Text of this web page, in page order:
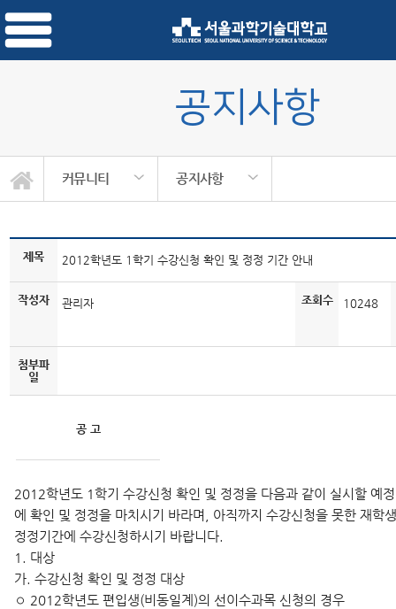
공지사항
커뮤니티 공지사항
제목 2012학년도 1학기 수강신청 확인 및 정정 기간 안내
작성자 관리자 조회수 10248
첨부파
일
공 고
2012학년도 1학기 수강신청 확인 및 정정을 다음과 같이 실시할 예
에 확인 및 정정을 마치시기 바라며, 아직까지 수강신청을 못한 재학
정정기간에 수강신청하시기 바랍니다.
1. 대상
가. 수강신청 확인 및 정정 대상
◦ 2012학년도 편입생(비동일계)의 선이수과목 신청의 경우